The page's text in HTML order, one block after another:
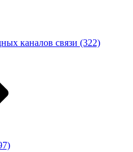
каналов связи (322)